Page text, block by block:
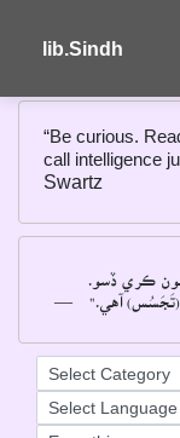
lib.Sindh
“Be curious.
call intelligence
Swartz
ڪري ڏسو۔
(تَجَسُس) آهي۔"